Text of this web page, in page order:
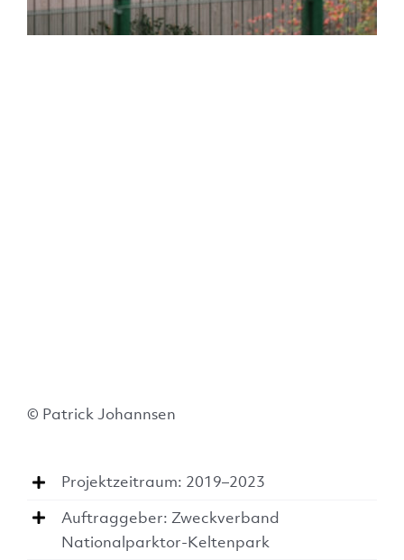
© Patrick Johannsen
Projektzeitraum: 2019–2023
Auftraggeber: Zweckverband
Nationalparktor-Keltenpark